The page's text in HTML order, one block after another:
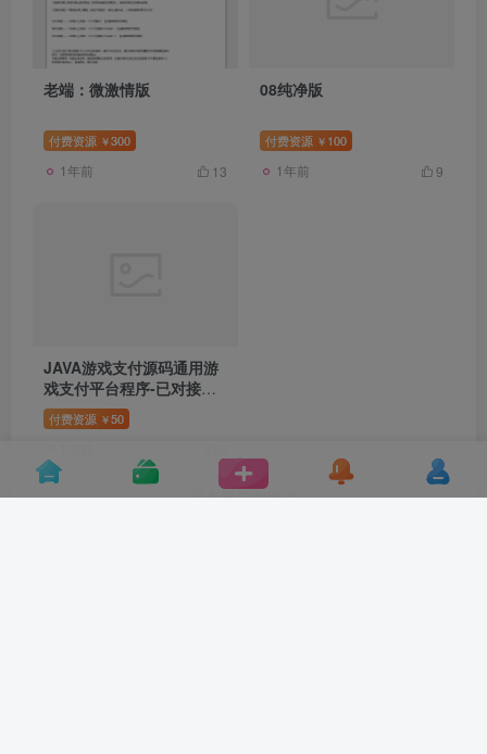
老端：微激情版
付费资源 ￥300
1年前 13
08纯净版
付费资源 ￥ 100
1年前 9
JAVA游戏支付源码通用游
戏支付平台程序-已对接正
在运营的免签支付平台
付费资源 ￥50
没有更多内容了